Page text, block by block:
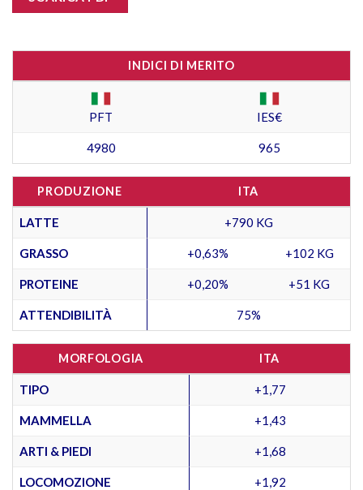
INDICI DI MERITO
PFT IES€
4980 965
PRODUZIONE ITA
LATTE +790 KG
GRASSO +0,63% +102 KG
PROTEINE +0,20% +51 KG
ATTENDIBILITÀ 75%
MORFOLOGIA ITA
TIPO +1,77
MAMMELLA +1,43
ARTI & PIEDI +1,68
LOCOMOZIONE +1,92